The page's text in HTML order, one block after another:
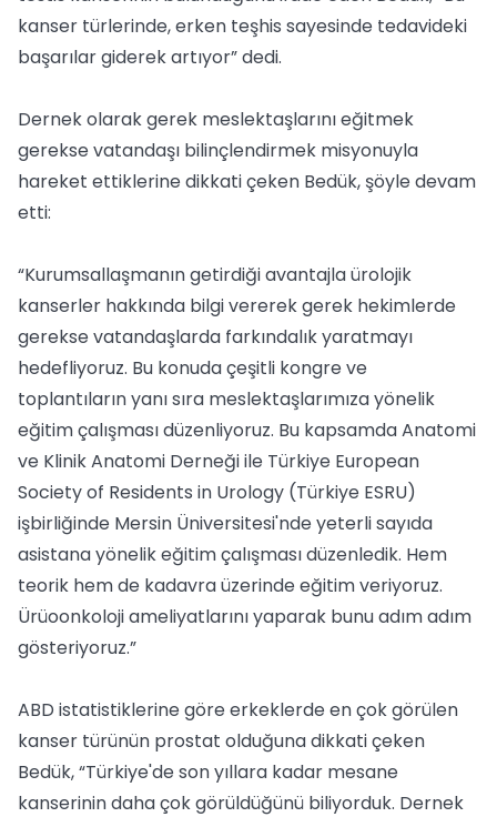
kanser türlerinde, erken teşhis sayesinde tedavideki
başarılar giderek artıyor” dedi.
Dernek olarak gerek meslektaşlarını eğitmek
gerekse vatandaşı bilinçlendirmek misyonuyla
hareket ettiklerine dikkati çeken Bedük, şöyle devam
etti:
“Kurumsallaşmanın getirdiği avantajla ürolojik
kanserler hakkında bilgi vererek gerek hekimlerde
gerekse vatandaşlarda farkındalık yaratmayı
hedefliyoruz. Bu konuda çeşitli kongre ve
toplantıların yanı sıra meslektaşlarımıza yönelik
eğitim çalışması düzenliyoruz. Bu kapsamda Anatomi
ve Klinik Anatomi Derneği ile Türkiye European
Society of Residents in Urology (Türkiye ESRU)
işbirliğinde Mersin Üniversitesi'nde yeterli sayıda
asistana yönelik eğitim çalışması düzenledik. Hem
teorik hem de kadavra üzerinde eğitim veriyoruz.
Ürüoonkoloji ameliyatlarını yaparak bunu adım adım
gösteriyoruz.”
ABD istatistiklerine göre erkeklerde en çok görülen
kanser türünün prostat olduğuna dikkati çeken
Bedük, “Türkiye'de son yıllara kadar mesane
kanserinin daha çok görüldüğünü biliyorduk. Dernek